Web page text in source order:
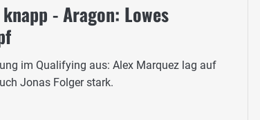
- Aragon: Lowes
im Qualifying aus: Alex Marquez lag auf
Jonas Folger stark.